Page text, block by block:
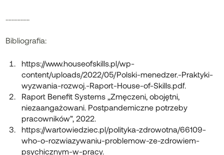
…………….
Bibliografia:
https://www.houseofskills.pl/wp-
content/uploads/2022/05/Polski-menedzer.-Praktyki-
wyzwania-rozwoj.-Raport-House-of-Skills.pdf.
Raport Benefit Systems „Zmęczeni, obojętni,
niezaangażowani. Postpandemiczne potrzeby
pracowników”, 2022.
https://wartowiedziec.pl/polityka-zdrowotna/66109-
who-o-rozwiazywaniu-problemow-ze-zdrowiem-
psychicznym-w-pracy.